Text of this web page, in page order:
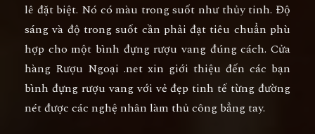
lê đặt biệt. Nó có màu trong suốt như thủy tinh. Độ
sáng và độ trong suốt cần phải đạt tiêu chuẩn phù
hợp cho một bình đựng rượu vang đúng cách. Cửa
hàng Rượu Ngoại .net xin giới thiệu đến các bạn
bình đựng rượu vang với vẻ đẹp tinh tế từng đường
nét được các nghệ nhân làm thủ công bẳng tay.